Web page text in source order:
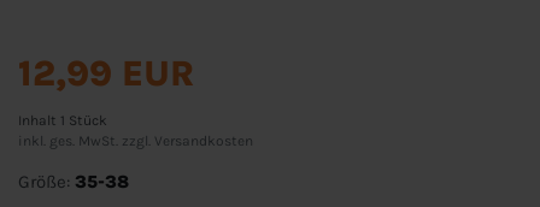
12,99 EUR
Inhalt 1 Stück
inkl. ges. MwSt. zzgl. Versandkosten
Größe: 35-38